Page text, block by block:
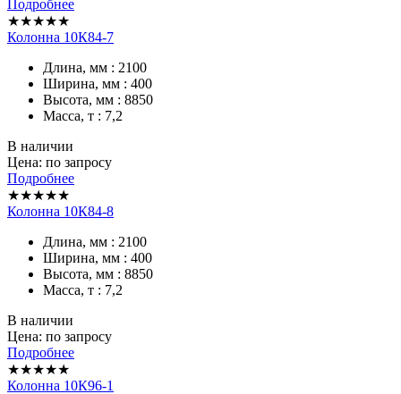
Подробнее
★★★★★
Колонна 10К84-7
Длина, мм : 2100
Ширина, мм : 400
Высота, мм : 8850
Масса, т : 7,2
В наличии
Цена: по запросу
Подробнее
★★★★★
Колонна 10К84-8
Длина, мм : 2100
Ширина, мм : 400
Высота, мм : 8850
Масса, т : 7,2
В наличии
Цена: по запросу
Подробнее
★★★★★
Колонна 10К96-1